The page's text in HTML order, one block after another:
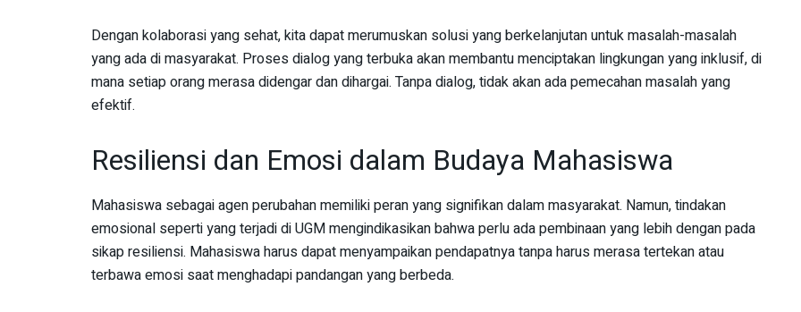
Dengan kolaborasi yang sehat, kita dapat merumuskan solusi yang berkelanjutan untuk masalah-masalah
yang ada di masyarakat. Proses dialog yang terbuka akan membantu menciptakan lingkungan yang inklusif, di
mana setiap orang merasa didengar dan dihargai. Tanpa dialog, tidak akan ada pemecahan masalah yang
efektif.
Resiliensi dan Emosi dalam Budaya Mahasiswa
Mahasiswa sebagai agen perubahan memiliki peran yang signifikan dalam masyarakat. Namun, tindakan
emosional seperti yang terjadi di UGM mengindikasikan bahwa perlu ada pembinaan yang lebih dengan pada
sikap resiliensi. Mahasiswa harus dapat menyampaikan pendapatnya tanpa harus merasa tertekan atau
terbawa emosi saat menghadapi pandangan yang berbeda.